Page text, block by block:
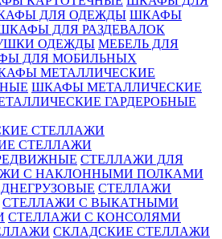
ДЛЯ ОДЕЖДЫ ШКАФЫ
ДЛЯ РАЗДЕВАЛОК
ОДЕЖДЫ МЕБЕЛЬ ДЛЯ
ДЛЯ МОБИЛЬНЫХ
МЕТАЛЛИЧЕСКИЕ
ШКАФЫ МЕТАЛЛИЧЕСКИЕ
ГАРДЕРОБНЫЕ
СТЕЛЛАЖИ
СТЕЛЛАЖИ ДЛЯ
С НАКЛОННЫМИ ПОЛКАМИ
СТЕЛЛАЖИ
СТЕЛЛАЖИ С ВЫКАТНЫМИ
СТЕЛЛАЖИ С КОНСОЛЯМИ
СКЛАДСКИЕ СТЕЛЛАЖИ